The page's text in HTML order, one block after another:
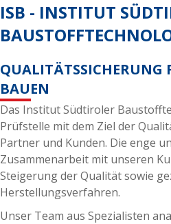
ISB - INSTITUT
QUALITÄTSSICHERUNG
BAUEN
Das Institut Südtiroler
Prüfstelle mit dem Ziel der
Partner und Kunden. Die enge
Zusammenarbeit mit unseren
Steigerung der Qualität sowie
Herstellungsverfahren.
Unser Team aus Spezialisten